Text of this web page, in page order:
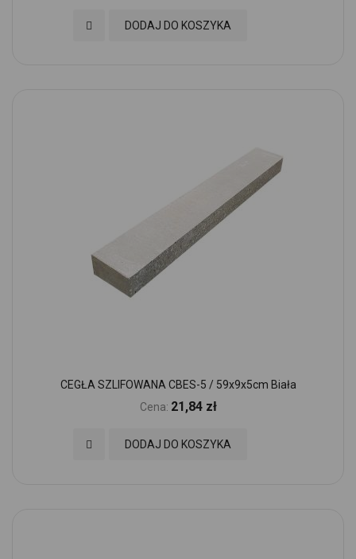
DODAJ DO KOSZYKA
Dodaj do Ulubionych
CEGŁA SZLIFOWANA CBES-5 / 59x9x5cm Biała
Cena: 21,84 zł
DODAJ DO KOSZYKA
Dodaj do Ulubionych